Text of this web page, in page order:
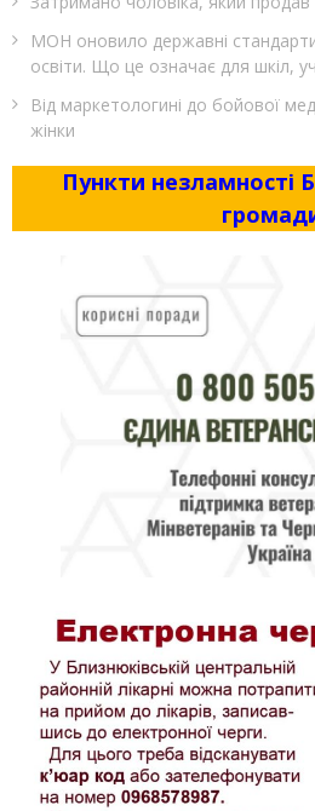
МОН оновило державні
освіти. Що це означає для шкіл,
Від маркетологині до бойової
жінки
Пункти незламності